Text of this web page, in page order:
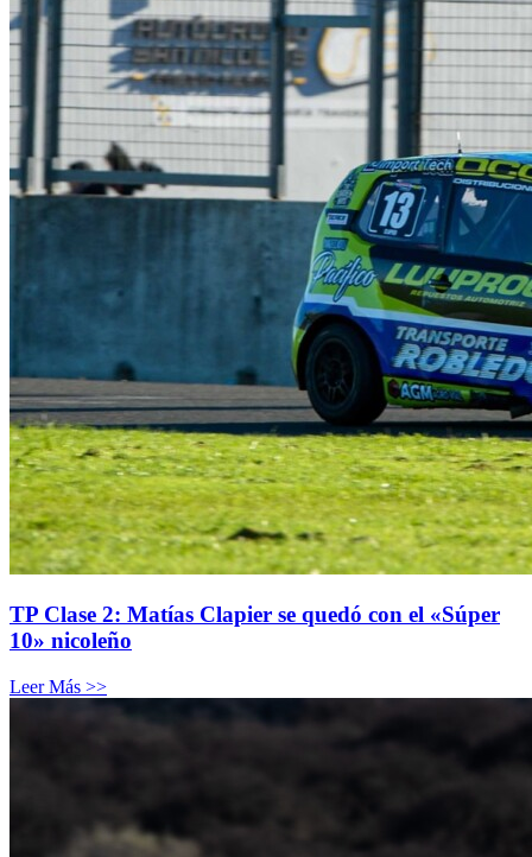
TP Clase 2: Matías Clapier se quedó con el «Súper
10» nicoleño
Leer Más >>